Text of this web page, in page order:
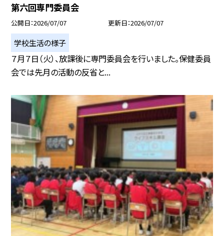
第六回専門委員会
公開日 2026/07/07 更新日 2026/07/07
学校生活の様子
７月７日（火）、放課後に専門委員会を行いました。保健委員
会では先月の活動の反省と...